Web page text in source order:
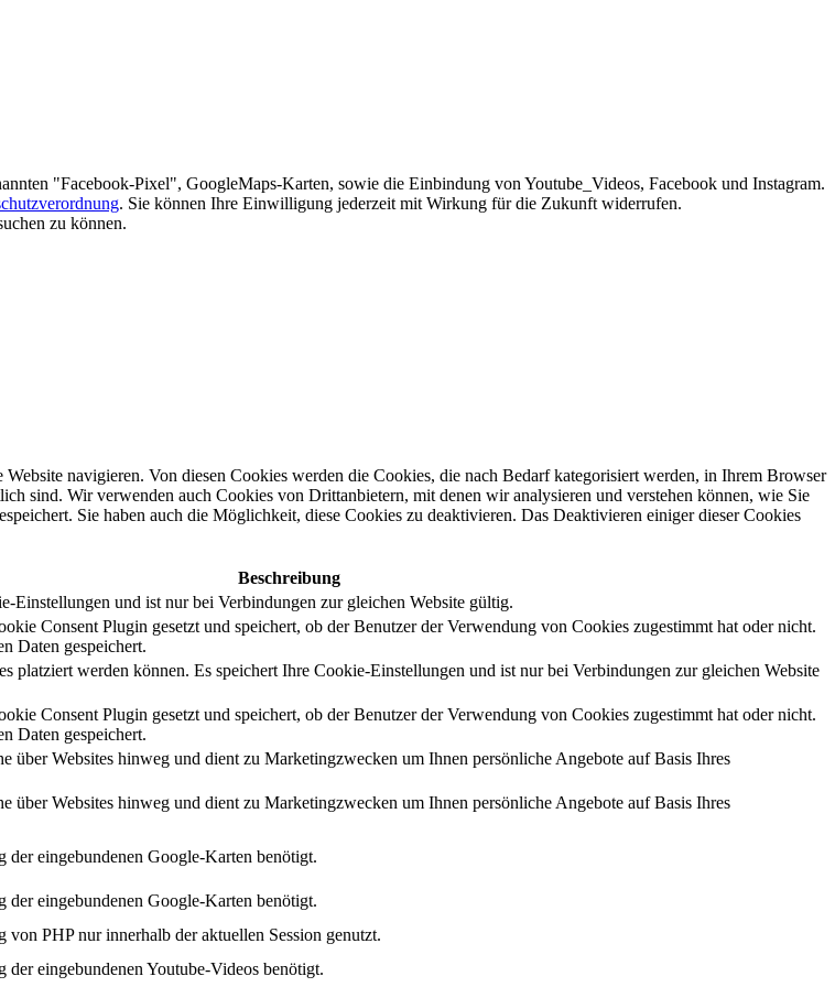
"Facebook-Pixel", GoogleMaps-Karten, sowie die Einbindung von Youtube_Videos, Facebook und Instagram.
. Sie können Ihre Einwilligung jederzeit mit Wirkung für die Zukunft widerrufen.
zu können.
navigieren. Von diesen Cookies werden die Cookies, die nach Bedarf kategorisiert werden, in Ihrem Browser
sind. Wir verwenden auch Cookies von Drittanbietern, mit denen wir analysieren und verstehen können, wie Sie
Sie haben auch die Möglichkeit, diese Cookies zu deaktivieren. Das Deaktivieren einiger dieser Cookies
Beschreibung
Einstellungen und ist nur bei Verbindungen zur gleichen Website gültig.
Consent Plugin gesetzt und speichert, ob der Benutzer der Verwendung von Cookies zugestimmt hat oder nicht.
Daten gespeichert.
platziert werden können. Es speichert Ihre Cookie-Einstellungen und ist nur bei Verbindungen zur gleichen Website
Consent Plugin gesetzt und speichert, ob der Benutzer der Verwendung von Cookies zugestimmt hat oder nicht.
Daten gespeichert.
über Websites hinweg und dient zu Marketingzwecken um Ihnen persönliche Angebote auf Basis Ihres
über Websites hinweg und dient zu Marketingzwecken um Ihnen persönliche Angebote auf Basis Ihres
eingebundenen Google-Karten benötigt.
eingebundenen Google-Karten benötigt.
PHP nur innerhalb der aktuellen Session genutzt.
eingebundenen Youtube-Videos benötigt.